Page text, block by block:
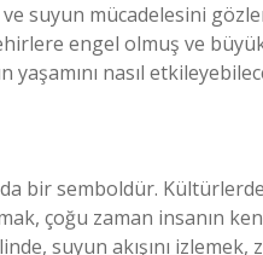
suyun mücadelesini
engel olmuş ve
yaşamını nasıl
bir semboldür. Kültürlerde
çoğu zaman insanın
suyun akışını